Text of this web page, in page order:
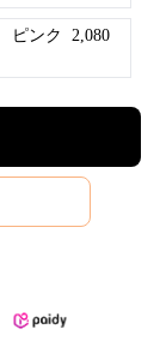
ピンク
2,080